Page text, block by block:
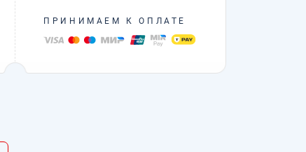
ПРИНИМАЕМ К ОПЛАТЕ